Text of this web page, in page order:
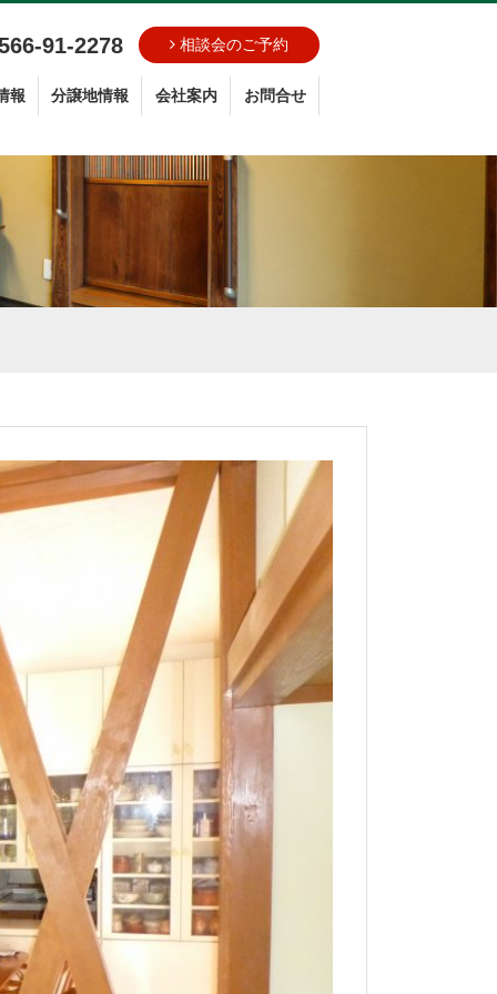
91-2278 相談会のご予約
報 分譲地情報 会社案内 お問合せ